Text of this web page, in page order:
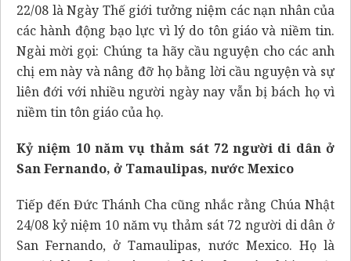
22/08 là Ngày Thế giới tưởng niệm các nạn nhân của
các hành động bạo lực vì lý do tôn giáo và niềm tin.
Ngài mời gọi: Chúng ta hãy cầu nguyện cho các anh
chị em này và nâng đỡ họ bằng lời cầu nguyện và sự
liên đới với nhiều người ngày nay vẫn bị bách họ vì
niềm tin tôn giáo của họ.
Kỷ niệm 10 năm vụ thảm sát 72 người di dân ở
San Fernando, ở Tamaulipas, nước Mexico
Tiếp đến Đức Thánh Cha cũng nhắc rằng Chúa Nhật
24/08 kỷ niệm 10 năm vụ thảm sát 72 người di dân ở
San Fernando, ở Tamaulipas, nước Mexico. Họ là